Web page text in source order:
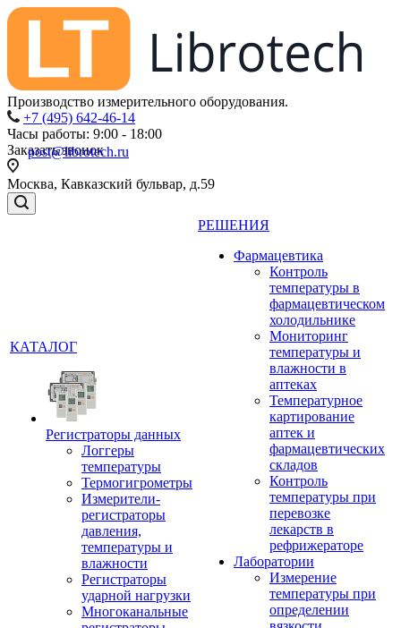
Производство измерительного оборудования.
+7 (495) 642-46-14
Часы работы: 9:00 - 18:00
post@librotech.ru
Заказать звонок
Москва, Кавказский бульвар, д.59
КАТАЛОГ
Регистраторы данных
Логгеры
температуры
Термогигрометры
Измерители-
регистраторы
давления,
температуры и
влажности
Регистраторы
ударной нагрузки
Многоканальные
РЕШЕНИЯ
Фармацевтика
Контроль
температуры в
фармацевтическом
холодильнике
Мониторинг
температуры и
влажности в
аптеках
Температурное
картирование
аптек и
фармацевтических
складов
Контроль
температуры при
перевозке
лекарств в
рефрижераторе
Лаборатории
Измерение
температуры при
определении